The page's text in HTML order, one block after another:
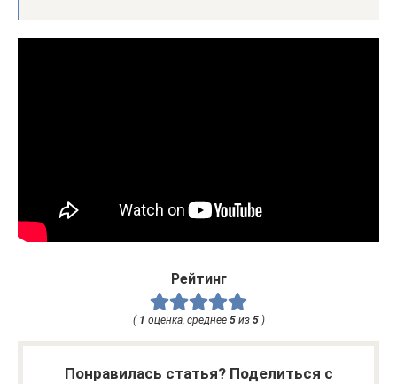
Рейтинг
( 1 оценка, среднее 5из 5)
Понравилась статья? Поделиться с